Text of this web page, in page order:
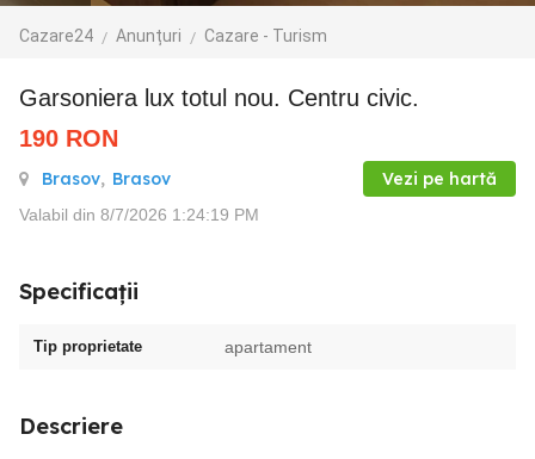
Cazare24 Anunțuri Cazare - Turism
Garsoniera lux totul nou. Centru civic.
190 RON
Brasov, Brasov Vezi pe hartă
Valabil din 8/7/2026 1:24:19 PM
Specificații
Tip proprietate apartament
Descriere